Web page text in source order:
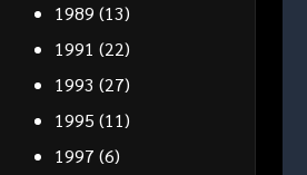
1989 (13)
1991 (22)
1993 (27)
1995 (11)
1997 (6)